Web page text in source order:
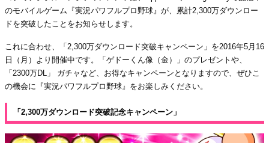
のモバイルゲーム『実況パワフルプロ野球』が、累計2,300万ダウンロー
ドを突破したことをお知らせします。
これに合わせ、「2,300万ダウンロード突破キャンペーン」を2016年5月16
日（月）より開催中です。「ゲドーくん像（金）」のプレゼントや、
「2300万DL」 ガチャなど、お得なキャンペーンとなりますので、ぜひこ
の機会に『実況パワフルプロ野球』をお楽しみください。
「2,300万ダウンロード突破記念キャンペーン」